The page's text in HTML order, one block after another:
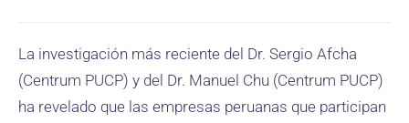
La investigación más reciente del Dr. Sergio Afcha
(Centrum PUCP) y del Dr. Manuel Chu (Centrum PUCP)
ha revelado que las empresas peruanas que participan